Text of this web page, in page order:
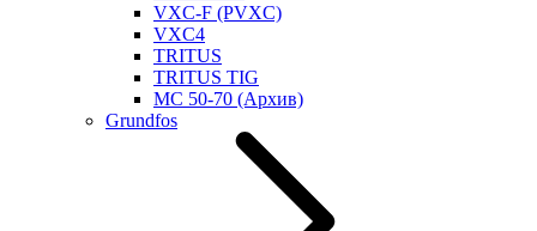
VXC-F (PVXC)
VXC4
TRITUS
TRITUS TIG
MC 50-70 (Архив)
Grundfos